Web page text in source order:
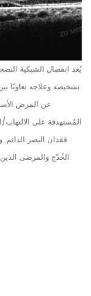
يُعد انفصال الشبكية
تشخيصه وعلاجه تعاونًا
عن المرض
المُستهدفة على
فقدان البصر
الخُدّج والمرضى